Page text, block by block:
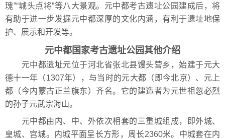
瑰”“城头点将”等八大景观。元中都考古遗址公园建成后，将
有助于进一步发掘元中都深厚的文化内涵，有利于遗址地保
护、展示和开发等。
元中都国家考古遗址公园其他介绍
元中都遗址元位于河北省张北县馒头营乡，始建于元大
德十一年（1307年），与当时的元大都（即今北京）、元上
都（今内蒙古正兰旗东）齐名。它的建造者为元世祖忽必烈
的孙子元武宗海山。
元中都由内、中、外依次相套的三重城组成，即外城、
皇城、宫城。内城平面呈长方形，周长2360米。中城套在内